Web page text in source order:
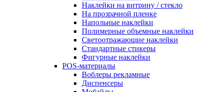
Наклейки на витрину / стекло
На прозрачной пленке
Напольные наклейки
Полимерные объемные наклейки
Светоотражающие наклейки
Стандартные стикеры
Фигурные наклейки
POS-материалы
Воблеры рекламные
Диспенсеры